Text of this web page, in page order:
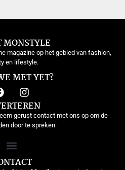
MONSTYLE
magazine op het gebied van fashion,
en lifestyle.
MET YET?
gerust contact met ons op om de
door te spreken.